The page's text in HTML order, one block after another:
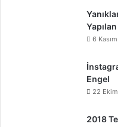
6
Engel
22
2018